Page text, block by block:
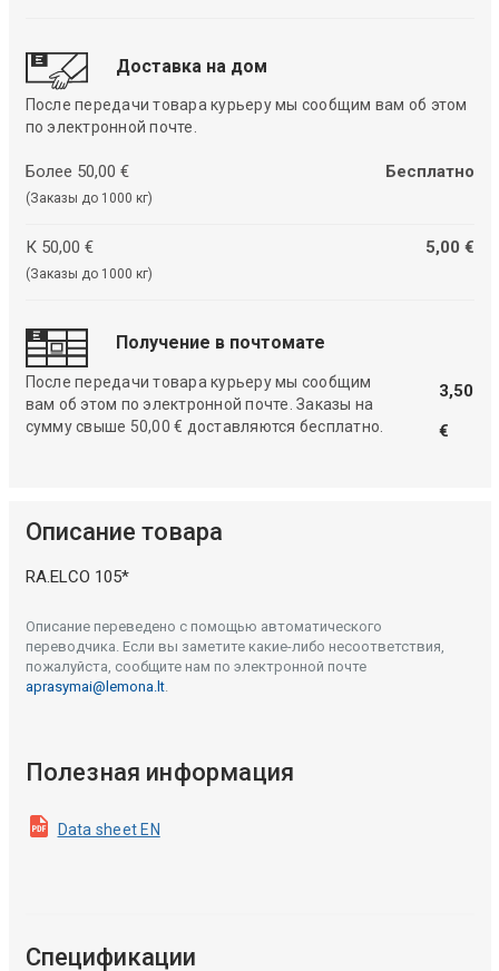
Доставка на дом
После передачи товара курьеру мы сообщим вам об этом
по электронной почте.
Более 50,00 €
(Заказы до 1000 кг)
Бесплатно
К 50,00 €
(Заказы до 1000 кг)
5,00 €
Получение в почтомате
После передачи товара курьеру мы сообщим
вам об этом по электронной почте. Заказы на
сумму свыше 50,00 € доставляются бесплатно.
3,50
€
Описание товара
RA.ELCO 105*
Описание переведено с помощью автоматического
переводчика. Если вы заметите какие-либо несоответствия,
пожалуйста, сообщите нам по электронной почте
aprasymai@lemona.lt.
Полезная информация
Data sheet EN
Спецификации